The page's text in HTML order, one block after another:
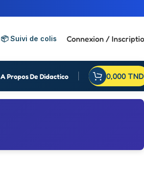
📦 Suivi de colis Connexion /
A Propos De Didactico 0,000 TND